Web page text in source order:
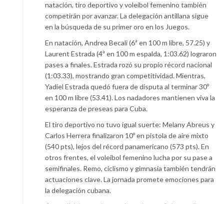
natación, tiro deportivo y voleibol femenino también
competirán por avanzar. La delegación antillana sigue
en la búsqueda de su primer oro en los Juegos.
En natación, Andrea Becali (6ª en 100 m libre, 57.25) y
Laurent Estrada (4ª en 100 m espalda, 1:03.62) lograron
pases a finales. Estrada rozó su propio récord nacional
(1:03.33), mostrando gran competitividad. Mientras,
Yadiel Estrada quedó fuera de disputa al terminar 30º
en 100 m libre (53.41). Los nadadores mantienen viva la
esperanza de preseas para Cuba.
El tiro deportivo no tuvo igual suerte: Melany Abreus y
Carlos Herrera finalizaron 10º en pistola de aire mixto
(540 pts), lejos del récord panamericano (573 pts). En
otros frentes, el voleibol femenino lucha por su pase a
semifinales. Remo, ciclismo y gimnasia también tendrán
actuaciones clave. La jornada promete emociones para
la delegación cubana.